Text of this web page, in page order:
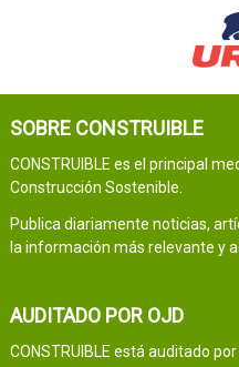
SOBRE CONSTRUIBLE
CONSTRUIBLE es el principal
Construcción Sostenible.
Publica diariamente noticias,
la información más relevante y
AUDITADO POR OJD
CONSTRUIBLE está auditado por